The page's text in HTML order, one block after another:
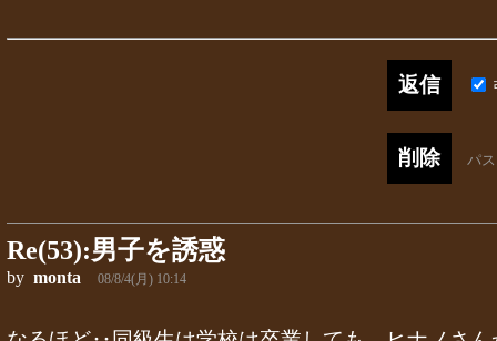
パ
Re(53):男子を誘惑
by monta 08/8/4(月) 10:14